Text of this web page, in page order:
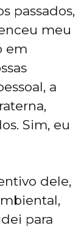
passados,
meu
em
a
Sim, eu
dele,
para